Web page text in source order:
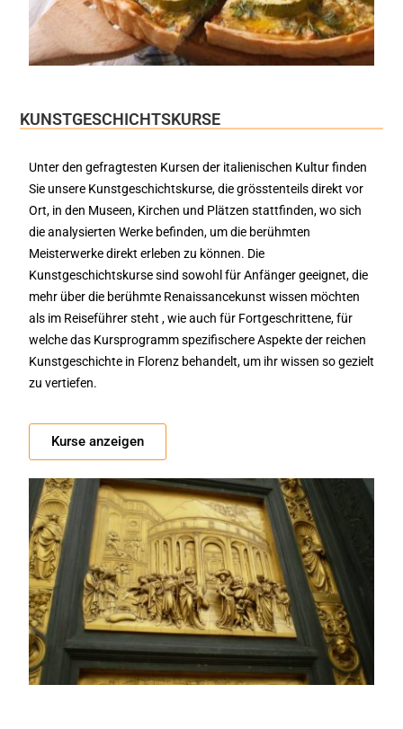
KUNSTGESCHICHTSKURSE
Unter den gefragtesten Kursen der italienischen Kultur finden
Sie unsere Kunstgeschichtskurse, die grösstenteils direkt vor
Ort, in den Museen, Kirchen und Plätzen stattfinden, wo sich
die analysierten Werke befinden, um die berühmten
Meisterwerke direkt erleben zu können. Die
Kunstgeschichtskurse sind sowohl für Anfänger geeignet, die
mehr über die berühmte Renaissancekunst wissen möchten
als im Reiseführer steht , wie auch für Fortgeschrittene, für
welche das Kursprogramm spezifischere Aspekte der reichen
Kunstgeschichte in Florenz behandelt, um ihr wissen so gezielt
zu vertiefen.
Kurse anzeigen